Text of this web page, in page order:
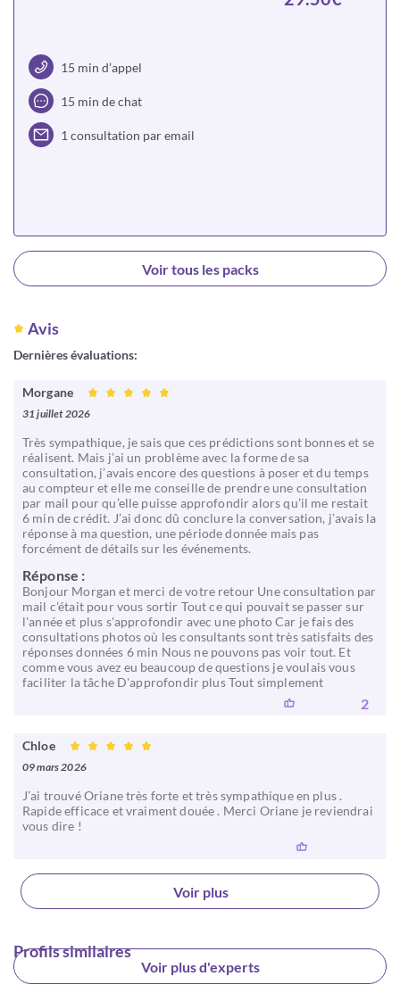
15 min d’appel
15 min de chat
1 consultation par email
Choisir
Voir tous les packs
Avis
Dernières évaluations:
Morgane
31 juillet 2026
Très sympathique, je sais que ces prédictions sont bonnes et se
réalisent. Mais j’ai un problème avec la forme de sa
consultation, j’avais encore des questions à poser et du temps
au compteur et elle me conseille de prendre une consultation
par mail pour qu’elle puisse approfondir alors qu’il me restait
6 min de crédit. J’ai donc dû conclure la conversation, j’avais la
réponse à ma question, une période donnée mais pas
forcément de détails sur les événements.
Réponse :
Bonjour Morgan et merci de votre retour Une consultation par
mail c'était pour vous sortir Tout ce qui pouvait se passer sur
l'année et plus s'approfondir avec une photo Car je fais des
consultations photos où les consultants sont très satisfaits des
réponses données 6 min Nous ne pouvons pas voir tout. Et
comme vous avez eu beaucoup de questions je voulais vous
faciliter la tâche D'approfondir plus Tout simplement
2
Chloe
09 mars 2026
J’ai trouvé Oriane très forte et très sympathique en plus .
Rapide efficace et vraiment douée . Merci Oriane je reviendrai
vous dire !
Voir plus
Profils similaires
Voir plus d'experts